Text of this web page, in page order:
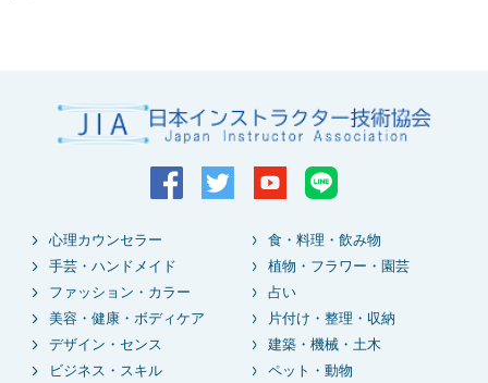
心理カウンセラー
食・料理・飲み物
手芸・ハンドメイド
植物・フラワー・園芸
ファッション・カラー
占い
美容・健康・ボディケア
片付け・整理・収納
デザイン・センス
建築・機械・土木
ビジネス・スキル
ペット・動物